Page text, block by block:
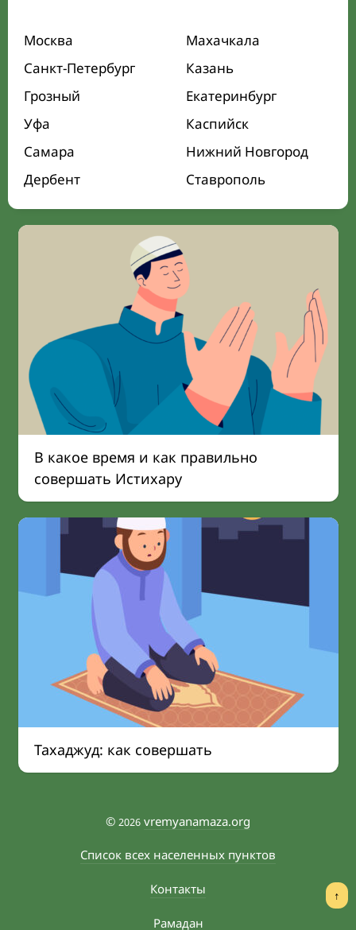
Москва
Махачкала
Санкт-Петербург
Казань
Грозный
Екатеринбург
Уфа
Каспийск
Самара
Нижний Новгород
Дербент
Ставрополь
В какое время и как правильно
совершать Истихару
Тахаджуд: как совершать
© 2026 vremyanamaza.org
Список всех населенных пунктов
Контакты
Рамадан
↑